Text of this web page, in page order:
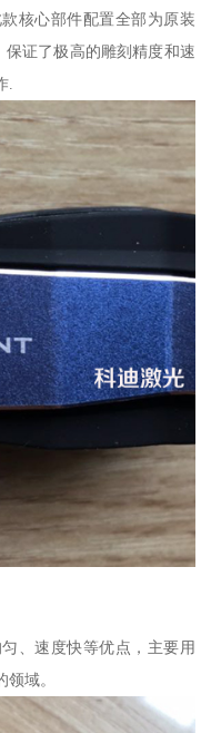
核心部件配置全部为原装
保证了极高的雕刻精度和速
.
、速度快等优点，主要用
域。